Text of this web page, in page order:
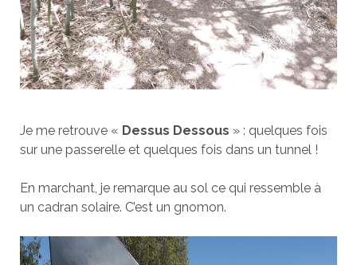
Je me retrouve « Dessus Dessous » : quelques fois
sur une passerelle et quelques fois dans un tunnel !
En marchant, je remarque au sol ce qui ressemble à
un cadran solaire. C’est un gnomon.